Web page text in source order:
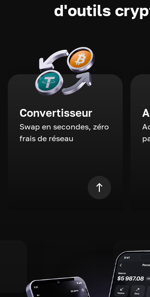
d'outils
Convertisseur
Swap en secondes, zéro
frais de réseau